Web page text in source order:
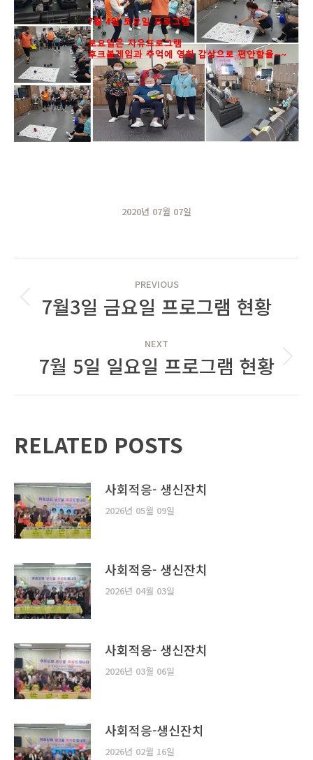
2020년 07월 07일
NAVIGATION
PREVIOUS
Previous
7월3일 금요일 프로그램 현황
NEXT
Next
7월 5일 일요일 프로그램 현황
RELATED POSTS
사회적응- 생신잔치
2026년 05월 09일
사회적응- 생신잔치
2026년 04월 03일
사회적응- 생신잔치
2026년 03월 06일
사회적응-생신잔치
2026년 02월 16일